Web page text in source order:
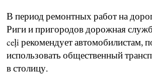
В период ремонтных работ на
Риги и пригородов дорожная
ceļi рекомендует автомобилистам,
использовать общественный
в столицу.